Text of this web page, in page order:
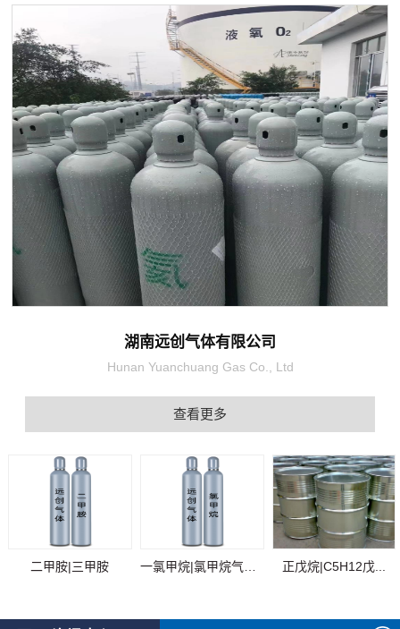
湖南远创气体有限公司
Hunan Yuanchuang Gas Co., Ltd
查看更多
二甲胺|三甲胺 正戊烷|C5H12戊...